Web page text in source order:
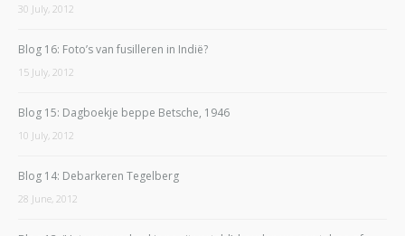
30 July, 2012
Blog 16: Foto’s van fusilleren in Indië?
15 July, 2012
Blog 15: Dagboekje beppe Betsche, 1946
10 July, 2012
Blog 14: Debarkeren Tegelberg
28 June, 2012